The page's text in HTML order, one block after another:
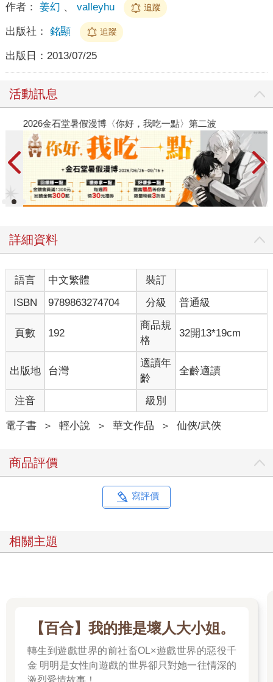
作者： 姜幻 、 valleyhu 追蹤
出版社： 銘顯 追蹤
出版日： 2013/07/25
活動訊息
2026金石堂暑假漫博〈你好，我吃一點〉第二波
詳細資料
語言 中文繁體
裝訂
ISBN
9789863274704 分級 普通級
頁數 192
商品規
格
32開13*19cm
出版地 台灣
適讀年
齡
全齡適讀
注音 級別
電子書 ＞ 輕小說 ＞ 華文作品 ＞ 仙俠/武俠
商品評價
寫評價
相關主題
【百合】我的推是壞人大小姐。
轉生到遊戲世界的前社畜OL×遊戲世界的惡役千
金 明明是女性向遊戲的世界卻只對她一往情深的